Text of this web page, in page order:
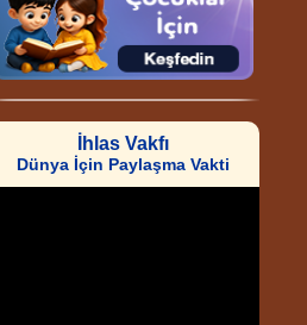
İhlas Vakfı
Dünya İçin Paylaşma Vakti